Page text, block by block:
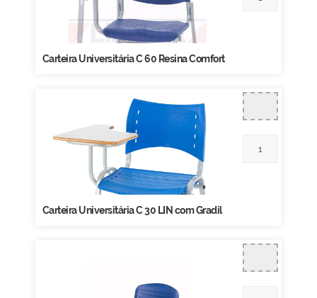
Carteira Universitária C 60 Resina Comfort
Carteira Universitária C 30 LIN com Gradil